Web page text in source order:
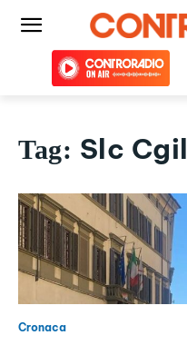
Tag: Slc Cgil
Cronaca